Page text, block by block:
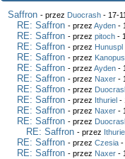
Saffron - przez Duocrash - 17-
RE: Saffron - przezAyden -
RE: Saffron - przezpitoch -
RE: Saffron - przez Hunuspl
RE: Saffron - przez Kanopus
RE: Saffron - przezAyden -
RE: Saffron - przez Naxer -
RE: Saffron - przez
RE: Saffron - przez Ithuriel -
RE: Saffron - przez Naxer -
RE: Saffron - przez
RE: Saffron - przez
RE: Saffron - przezCzesia -
RE: Saffron - przez Naxer -